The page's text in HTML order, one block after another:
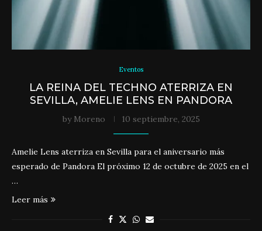
Eventos
LA REINA DEL TECHNO ATERRIZA EN
SEVILLA, AMELIE LENS EN PANDORA
by Moreno 10 septiembre, 2025
Amelie Lens aterriza en Sevilla para el aniversario más
esperado de Pandora El próximo 12 de octubre de 2025 en el
…
Leer más